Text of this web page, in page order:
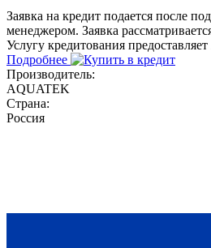
Заявка на кредит подается после
менеджером. Заявка
Услугу кредитования
Подробнее
Производитель:
AQUATEK
Страна:
Россия